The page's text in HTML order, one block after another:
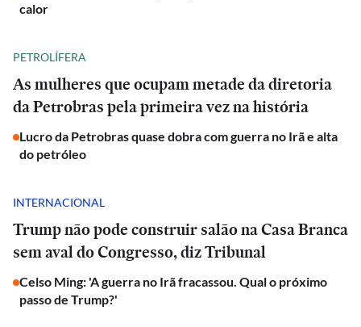
calor
PETROLÍFERA
As mulheres que ocupam metade da diretoria
da Petrobras pela primeira vez na história
Lucro da Petrobras quase dobra com guerra no Irã e alta
do petróleo
INTERNACIONAL
Trump não pode construir salão na Casa Branca
sem aval do Congresso, diz Tribunal
Celso Ming: 'A guerra no Irã fracassou. Qual o próximo
passo de Trump?'